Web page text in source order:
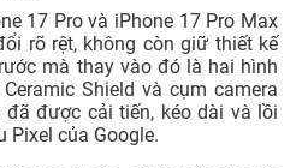
17 Pro và iPhone 17 Pro Max
rõ rệt, không còn giữ thiết kế
mà thay vào đó là hai hình
Shield và cụm camera
đã được cải tiến, kéo dài và lồi
Pixel của Google.